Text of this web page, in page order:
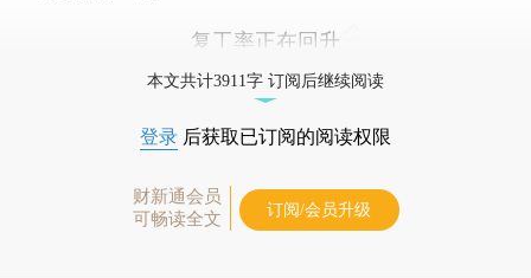
复工率正在回升
本文共计3911字 订阅后继续阅读
登录 后获取已订阅的阅读权限
财新通会员
可畅读全文
订阅/会员升级